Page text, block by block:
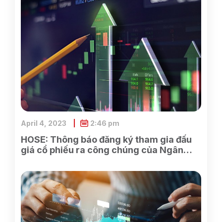
HOSE: Thông báo đăng ký tham gia đấu
giá cổ phiếu ra công chúng của Ngân
April 4, 2023 2:46 pm